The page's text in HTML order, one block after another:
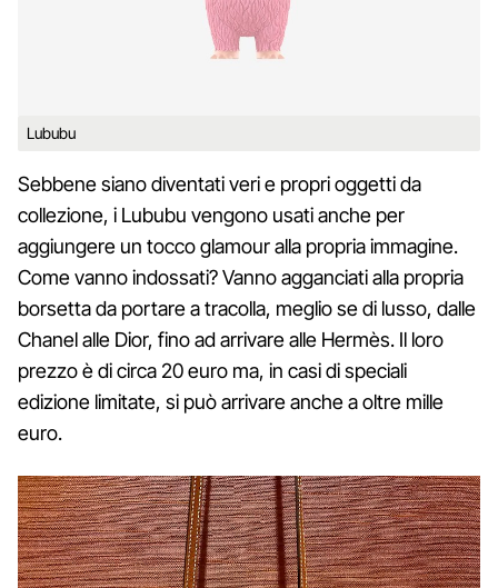
Lububu
Sebbene siano diventati veri e propri oggetti da
collezione, i Lububu vengono usati anche per
aggiungere un tocco glamour alla propria immagine.
Come vanno indossati? Vanno agganciati alla propria
borsetta da portare a tracolla, meglio se di lusso, dalle
Chanel alle Dior, fino ad arrivare alle Hermès. Il loro
prezzo è di circa 20 euro ma, in casi di speciali
edizione limitate, si può arrivare anche a oltre mille
euro.